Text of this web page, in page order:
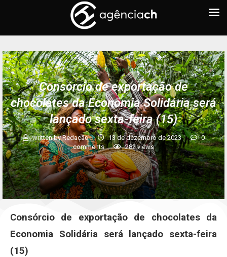
Economia & Negócios
Consórcio de exportação de
chocolates da Economia Solidária será
lançado sexta-feira (15)
written byRedação 13 de dezembro de 2023
0
comments
282views
Consórcio de exportação de chocolates da
Economia Solidária será lançado sexta-feira
(15)